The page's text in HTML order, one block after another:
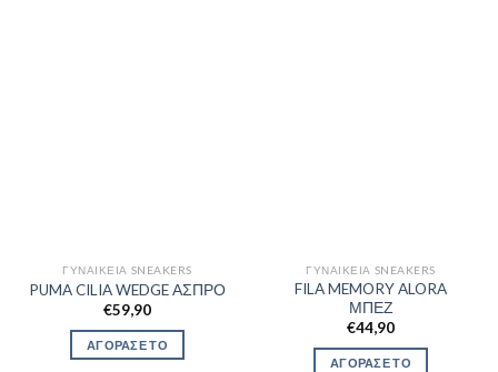
ΓΥΝΑΙΚΕΊΑ SNEAKERS
PUMA CILIA WEDGE ΑΣΠΡΟ
€59,90
ΑΓΟΡΑΣΕ ΤΟ
ΓΥΝΑΙΚΕΊΑ SNEAKERS
FILA MEMORY ALORA
ΜΠΕΖ
€44,90
ΑΓΟΡΑΣΕ ΤΟ